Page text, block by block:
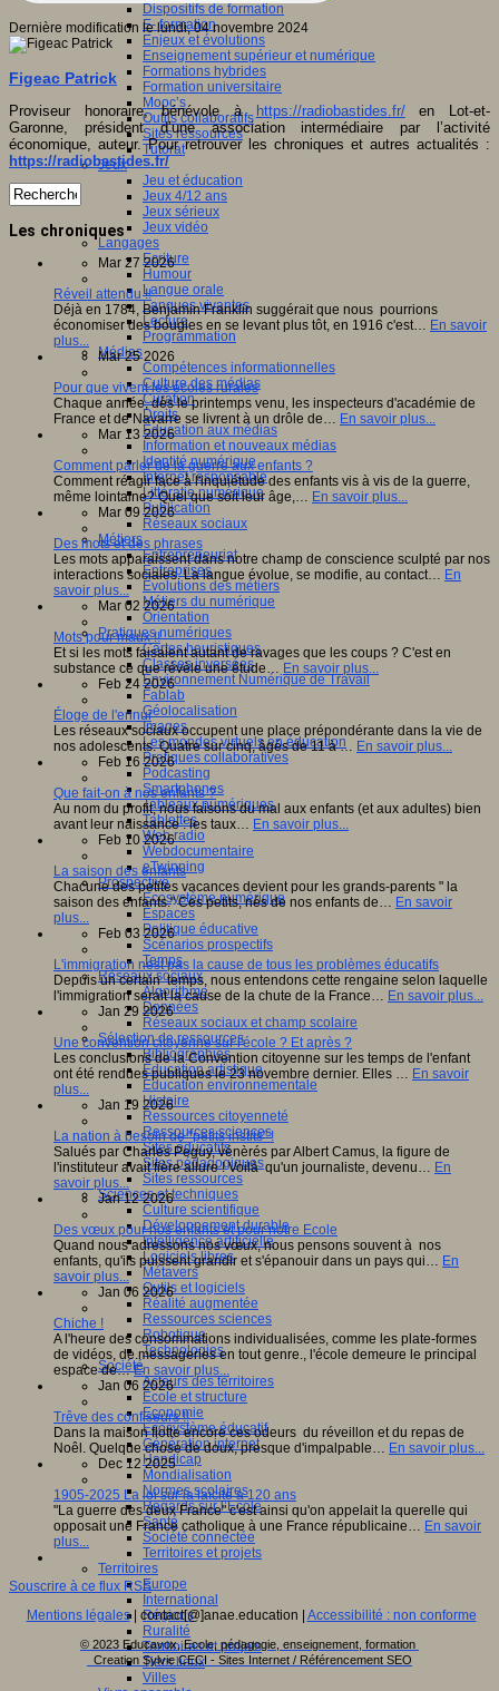
Dispositifs de formation
E- formation
Enjeux et évolutions
Enseignement supérieur et numérique
Formations hybrides
Formation universitaire
Mooc’s
Outils collaboratifs
Sites ressources
Tutorat
Jeux
Jeu et éducation
Jeux 4/12 ans
Jeux sérieux
Jeux vidéo
Langages
Ecriture
Humour
Langue orale
Langues vivantes
Lecture
Programmation
Médias
Compétences informationnelles
Culture des médias
Curation
Droits
Education aux médias
Information et nouveaux médias
Identité numérique
Internet responsable
Littératie numérique
Publication
Réseaux sociaux
Métiers
Entrepreneuriat
Entreprises
Evolutions des métiers
Métiers du numérique
Orientation
Pratiques numériques
Cartes heuristiques
Classes inversées
Environnement Numérique de Travail
Fablab
Géolocalisation
Images
Les mondes virtuels en éducation
Pratiques collaboratives
Podcasting
Smartphones
Tableaux numériques
Tablettes
Web radio
Webdocumentaire
eTwinning
Prospective
Ecosystème numérique
Espaces
Politique éducative
Scénarios prospectifs
Temps
Réseaux sociaux
Algorithme
Données
Réseaux sociaux et champ scolaire
Sélection de ressources
Bibliographies
Education artistique
Education environnementale
Histoire
Ressources citoyenneté
Ressources sciences
Sites éducatifs
Sites pédagogiques
Sites ressources
Sciences et techniques
Culture scientifique
Développement durable
Intelligence artificielle
Logiciels libres
Métavers
Outils et logiciels
Réalité augmentée
Ressources sciences
Robotique
Technologies
Société
Acteurs des territoires
Ecole et structure
Economie
Ecosystème éducatif
Génération internet
Handicap
Mondialisation
Normes scolaires
Regards sur l’Ecole
Santé
Société connectée
Territoires et projets
Territoires
Europe
International
Régions
Ruralité
Territoires et projets
Tiers lieux
Villes
Dernière modification le lundi, 04 novembre 2024
Figeac Patrick
Proviseur honoraire, bénévole à https://radiobastides.fr/en Lot-et-
Garonne, président d’une association intermédiaire par l’activité
économique, auteur. Pour retrouver les chroniques et autres actualités :
https://radiobastides.fr/
Les chroniques
Mar 27 2026
Réveil attendu !!
Déjà en 1784, Benjamin Franklin suggérait que nous pourrions
économiser des bougies en se levant plus tôt, en 1916 c'est… En savoir
plus...
Mar 25 2026
Pour que vivent les écoles rurales
Chaque année, dès le printemps venu, les inspecteurs d'académie de
France et de Navarre se livrent à un drôle de… En savoir plus...
Mar 13 2026
Comment parler de la guerre aux enfants ?
Comment réagir face à l'inquiétude des enfants vis à vis de la guerre,
même lointaine? Quel que soit leur âge,… En savoir plus...
Mar 09 2026
Des mots et des phrases
Les mots apparaissent dans notre champ de conscience sculpté par nos
interactions sociales. La langue évolue, se modifie, au contact… En
savoir plus...
Mar 02 2026
Mots pour maux !!
Et si les mots faisaient autant de ravages que les coups ? C'est en
substance ce que révèle une étude… En savoir plus...
Feb 24 2026
Éloge de l'ennui
Les réseaux sociaux occupent une place prépondérante dans la vie de
nos adolescents. Quatre sur cinq, âgés de 11 à … En savoir plus...
Feb 16 2026
Que fait-on à nos enfants ?
Au nom du profit, nous faisons du mal aux enfants (et aux adultes) bien
avant leur naissance : les taux… En savoir plus...
Feb 10 2026
La saison des enfants
Chacune des petites vacances devient pour les grands-parents " la
saison des enfants." Ces petits, nés de nos enfants de… En savoir
plus...
Feb 03 2026
L'immigration nest pas la cause de tous les problèmes éducatifs
Depuis un certain temps, nous entendons cette rengaine selon laquelle
l'immigration serait la cause de la chute de la France… En savoir plus...
Jan 29 2026
Une convention citoyenne sur l'école ? Et après ?
Les conclusions de la Convention citoyenne sur les temps de l'enfant
ont été rendues publiques le 23 novembre dernier. Elles … En savoir
plus...
Jan 19 2026
La nation à besoin de "petits instits" !
Salués par Charles Peguy, vénèrés par Albert Camus, la figure de
l'instituteur avait fière allure ! Voilà qu'un journaliste, devenu… En
savoir plus...
Jan 12 2026
Des vœux pour nos enfants et pour notre Ecole
Quand nous adressons nos vœux, nous pensons souvent à nos
enfants, qu'ils puissent grandir et s'épanouir dans un pays qui… En
savoir plus...
Jan 06 2026
Chiche !
A l'heure des consommations individualisées, comme les plate-formes
de vidéos, de.messageries en tout genre., l'école demeure le principal
espace de…En savoir plus...
Jan 06 2026
Trêve des confiseurs !!
Dans la maison flotte encore ces odeurs du réveillon et du repas de
Noêl. Quelque chose de doux, presque d'impalpable… En savoir plus...
Dec 12 2025
1905-2025 La loi sur la laïcité a 120 ans
"La guerre des deux France" c'est ainsi qu'on appelait la querelle qui
opposait une France catholique à une France républicaine… En savoir
plus...
Souscrire à ce flux RSS
Mentions légales| contact[@]anae.education | Accessibilité : non conforme
© 2023 Educavox, Ecole, pédagogie, enseignement, formation
Creation Sylvie CECI - Sites Internet / Référencement SEO